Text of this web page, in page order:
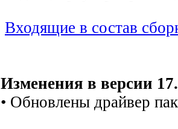
Входящие в состав
Изменения в версии
• Обновлены драйвер